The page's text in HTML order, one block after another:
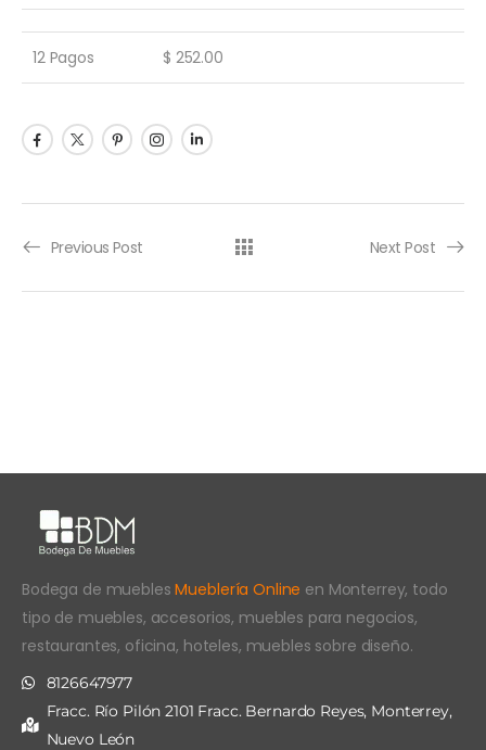
12 Pagos $ 252.00
Previous Post Next Post
Bodega de mueblesMueblería Online en Monterrey, todo
tipo de muebles, accesorios, muebles para negocios,
restaurantes, oficina, hoteles, muebles sobre diseño.
8126647977
Fracc. Río Pilón 2101 Fracc. Bernardo Reyes, Monterrey,
Nuevo León